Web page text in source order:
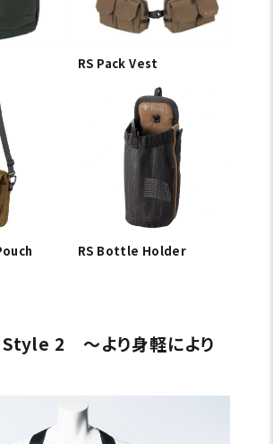
RS Pack Vest
RS Bottle Holder
2 〜より身軽により